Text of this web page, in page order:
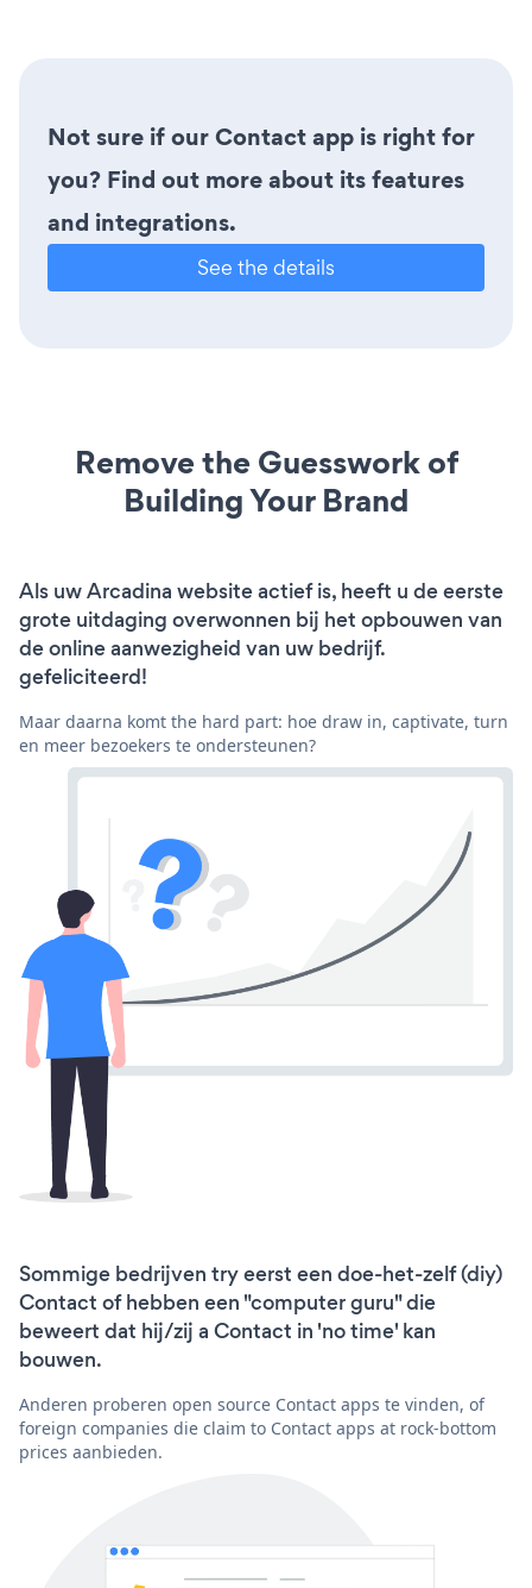
Not sure if our Contact app is right for
you? Find out more about its features
and integrations.
See the details
Remove the Guesswork of
Building Your Brand
Als uw Arcadina website actief is, heeft u de eerste
grote uitdaging overwonnen bij het opbouwen van
de online aanwezigheid van uw bedrijf.
gefeliciteerd!
Maar daarna komt the hard part: hoe draw in, captivate, turn
en meer bezoekers te ondersteunen?
Sommige bedrijven try eerst een doe-het-zelf (diy)
Contact of hebben een "computer guru" die
beweert dat hij/zij a Contact in 'no time' kan
bouwen.
Anderen proberen open source Contact apps te vinden, of
foreign companies die claim to Contact apps at rock-bottom
prices aanbieden.